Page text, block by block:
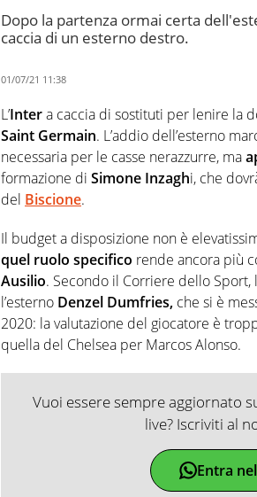
Dopo la partenza ormai certa
caccia di un esterno destro.
01/07/21 11:38
L’Intera caccia di sostituti per lenire la
Saint Germain. L’addio dell’esterno
necessaria per le casse nerazzurre, ma
formazione di Simone Inzaghi, che
del Biscione.
Il budget a disposizione non è
quel ruolo specifico rende ancora più
Ausilio. Secondo il Corriere dello Sport,
l’esterno Denzel Dumfries, che si è
2020: la valutazione del giocatore è
quella del Chelsea per Marcos Alonso.
Vuoi essere sempre aggiornato
live? Iscriviti al
Entra